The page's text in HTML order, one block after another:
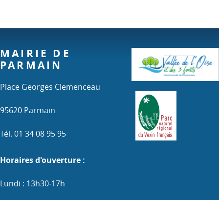
MAIRIE DE
PARMAIN
Place Georges Clemenceau
95620 Parmain
Tél. 01 34 08 95 95
Horaires d'ouverture :
Lundi : 13h30-17h